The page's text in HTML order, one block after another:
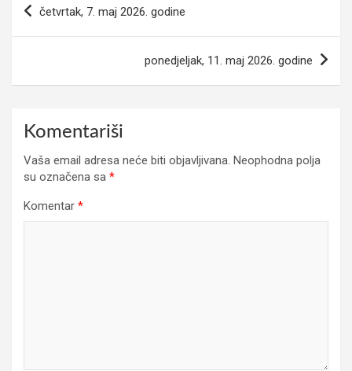
četvrtak, 7. maj 2026. godine
ponedjeljak, 11. maj 2026. godine
Komentariši
Vaša email adresa neće biti objavljivana. Neophodna polja
su označena sa *
Komentar *